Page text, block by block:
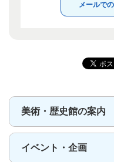
メールで
美術・歴史館の案内
イベント・企画